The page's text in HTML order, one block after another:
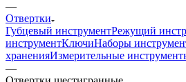
—
Отвертки
Губцевый инструментРежущий
инструментКлючиНаборы
храненияИзмерительные
—